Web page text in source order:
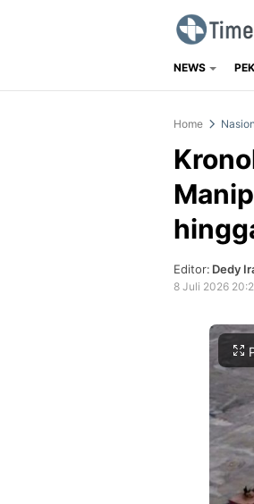
Timelines.id
Media
NEWS
Home
Editor: Dedy
8 Juli 2026